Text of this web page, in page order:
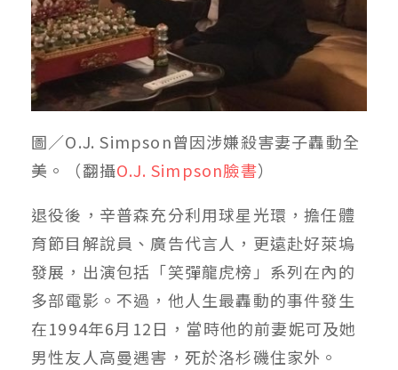
圖／O.J. Simpson曾因涉嫌殺害妻子轟動全
美。（翻攝O.J. Simpson臉書）
退役後，辛普森充分利用球星光環，擔任體
育節目解說員、廣告代言人，更遠赴好萊塢
發展，出演包括「笑彈龍虎榜」系列在內的
多部電影。不過，他人生最轟動的事件發生
在1994年6月12日，當時他的前妻妮可及她
男性友人高曼遇害，死於洛杉磯住家外。